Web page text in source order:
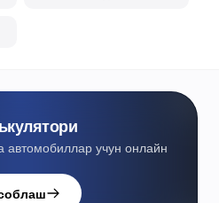
автомобиллар учун онлайн